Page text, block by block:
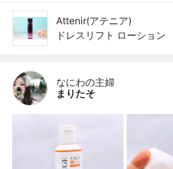
Attenir(アテニア)
ドレスリフト ローション
なにわの主婦
まりたそ